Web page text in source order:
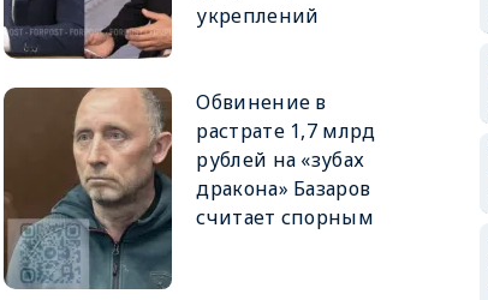
укреплений
Обвинение в
растрате 1,7 млрд
рублей на «зубах
дракона» Базаров
считает спорным